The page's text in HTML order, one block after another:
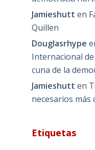
Jamieshutt en
Quillen
Douglasrhype
Internacional
cuna de la
Jamieshutt en
necesarios más
Etiquetas